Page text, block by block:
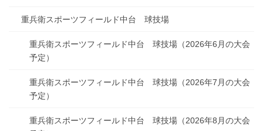
重兵衛スポーツフィールド中台 球技場
重兵衛スポーツフィールド中台 球技場（2026年6月の大会
予定）
重兵衛スポーツフィールド中台 球技場（2026年7月の大会
予定）
重兵衛スポーツフィールド中台 球技場（2026年8月の大会